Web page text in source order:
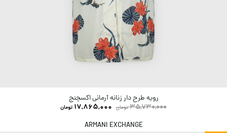
رویه طرح دار زنانه آرمانی اکسچنج
35,730,000 تومان 17,865,000 تومان
ARMANI EXCHANGE